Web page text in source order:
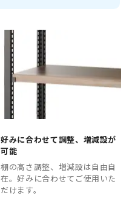
好みに合わせて調整、増減設が
可能
棚の高さ調整、増減設は自由自
在。好みに合わせてご使用いた
だけます。